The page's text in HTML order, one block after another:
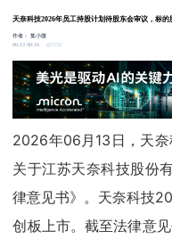
天奈科技2026年员工持股计划待股东会审议，标的
作者：集小微
06-13 00:16
7252
2026年06月13日，天
关于江苏天奈科技股份
律意见书》。天奈科技
创板上市。截至法律意